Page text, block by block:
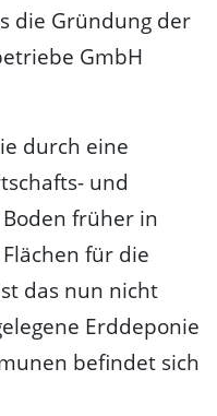
die Gründung der
GmbH
durch eine
und
früher in
für die
das nun nicht
Erddeponie
befindet sich